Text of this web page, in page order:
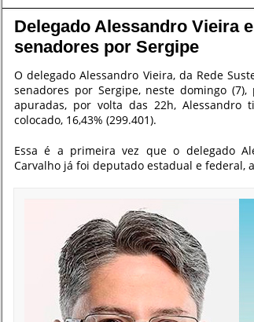
Delegado Alessandro Vieira
senadores por Sergipe
O delegado Alessandro Vieira, da Rede
senadores por Sergipe, neste domingo
apuradas, por volta das 22h, Alessandro
colocado, 16,43% (299.401).
Essa é a primeira vez que o delegado
Carvalho já foi deputado estadual e federal,